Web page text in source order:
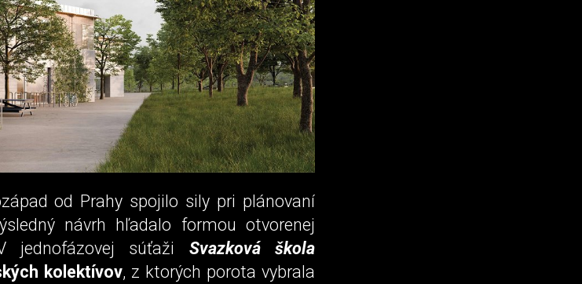
od Prahy spojilo sily pri plánovaní
návrh hľadalo formou otvorenej
jednofázovej súťaži Svazková škola
kolektívov, z ktorých porota vybrala